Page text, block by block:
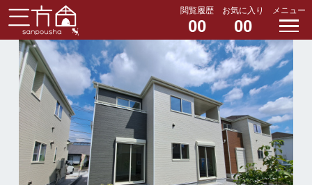
閲覧履歴
00
お気に入り
00
メニュー